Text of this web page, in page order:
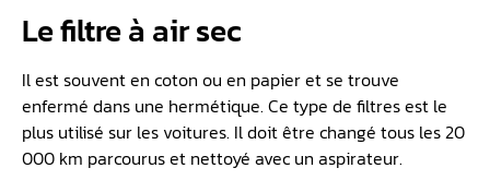
Le filtre à air sec
Il est souvent en coton ou en papier et se trouve
enfermé dans une hermétique. Ce type de filtres est le
plus utilisé sur les voitures. Il doit être changé tous les 20
000 km parcourus et nettoyé avec un aspirateur.